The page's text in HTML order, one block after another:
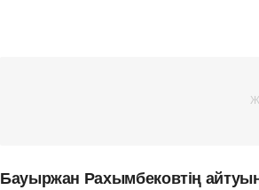
Бауыржан Рахымбековтің